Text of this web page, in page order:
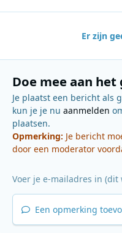
Er zijn
Doe mee aan het
Je plaatst een bericht als
kun je je nu aanmelden
plaatsen.
Opmerking: Je bericht
door een moderator
Een opmerking